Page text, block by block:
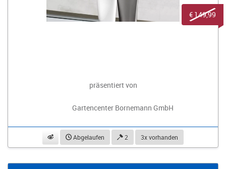
präsentiert von
Gartencenter Bornemann GmbH
beobachtenAbgelaufen 2 3x vorhanden
€ 149,99